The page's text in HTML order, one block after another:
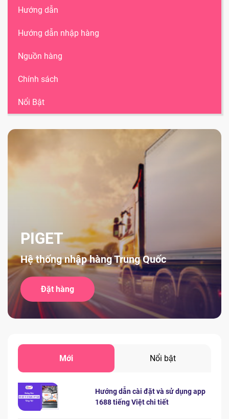
Hướng dẫn
Hướng dẫn nhập hàng
Nguồn hàng
Chính sách
Nổi Bật
PIGET
Hệ thống nhập hàng Trung Quốc
Đặt hàng
Mới Nổi bật
Hướng dẫn cài đặt và sử dụng app
1688 tiếng Việt chi tiết